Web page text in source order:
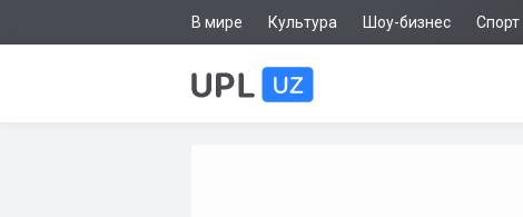
В мире Культура Шоу-бизнес Спорт